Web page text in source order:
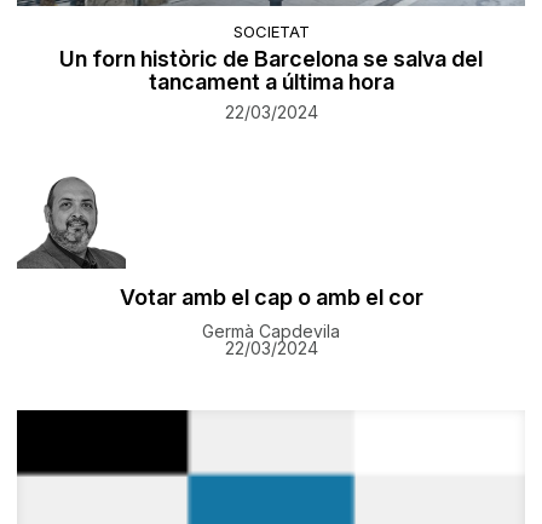
SOCIETAT
Un forn històric de Barcelona se salva del
tancament a última hora
22/03/2024
Votar amb el cap o amb el cor
Germà Capdevila
22/03/2024